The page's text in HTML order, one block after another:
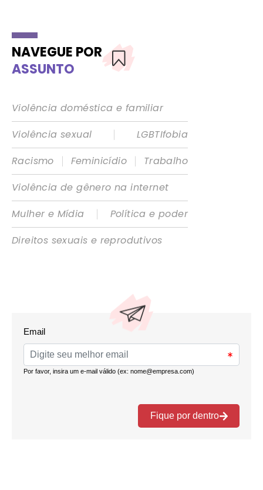
NAVEGUE POR
ASSUNTO
Violência doméstica e familiar
Violência sexual
|
LGBTIfobia
Racismo
| Feminicídio |
Trabalho
Violência de gênero na internet
Mulher e Mídia
|
Política e poder
Direitos sexuais e reprodutivos